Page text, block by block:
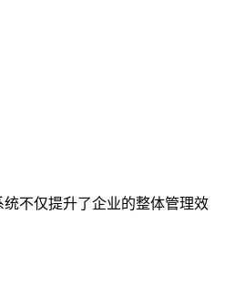
不仅提升了企业的整体管理效